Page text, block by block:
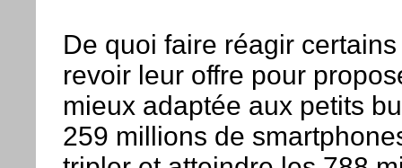
De quoi faire réagir
revoir leur offre pour
mieux adaptée aux petits
259 millions de